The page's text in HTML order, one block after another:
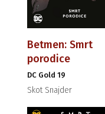
Betmen: Smrt
porodice
DC Gold 19
Skot Snajder